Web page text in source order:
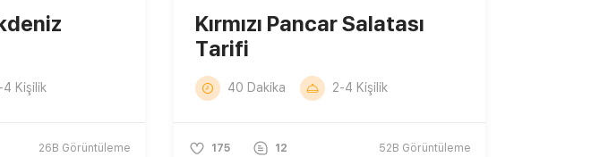
4 Kişilik
26B Görüntüleme
Kırmızı Pancar Salatası
Tarifi
40 Dakika 2-4 Kişilik
175 12 52B Görüntüleme